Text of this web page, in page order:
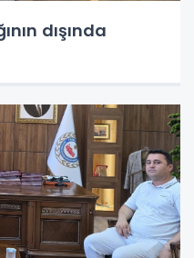
dışında